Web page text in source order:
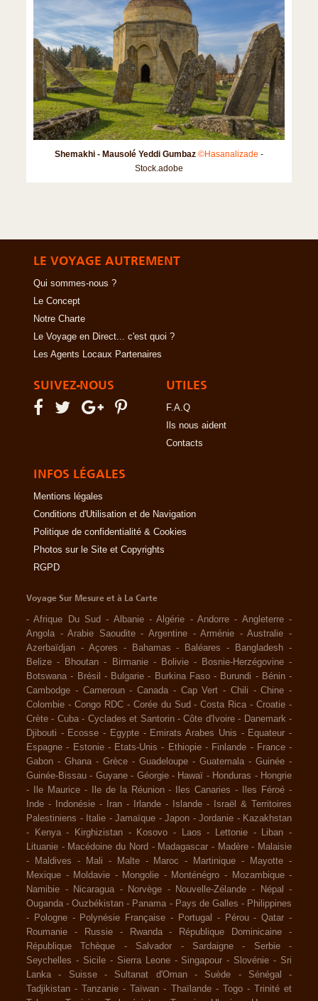
Shemakhi - Mausolé Yeddi Gumbaz ©Hasanalizade -
Stock.adobe
LE VOYAGE AUTREMENT
Qui sommes-nous ?
Le Concept
Notre Charte
Le Voyage en Direct... c'est quoi ?
Les Agents Locaux Partenaires
SUIVEZ-NOUS UTILES
F.A.Q
Ils nous aident
Contacts
INFOS LÉGALES
Mentions légales
Conditions d'Utilisation et de Navigation
Politique de confidentialité & Cookies
Photos sur le Site et Copyrights
RGPD
Voyage Sur Mesure et à La Carte
-Afrique Du Sud - Albanie -Algérie -Andorre - Angleterre -
Angola -Arabie Saoudite -Argentine -Arménie -Australie -
Azerbaïdjan - Açores - Bahamas - Baléares - Bangladesh -
Belize - Bhoutan - Birmanie - Bolivie - Bosnie-Herzégovine -
Botswana - Brésil - Bulgarie - Burkina Faso - Burundi - Bénin -
Cambodge - Cameroun - Canada - Cap Vert - Chili -Chine -
Colombie - Congo RDC - Corée du Sud -Costa Rica -Croatie -
Crète - Cuba - Cyclades et Santorin -Côte d'Ivoire - Danemark -
Djibouti - Ecosse - Egypte - Emirats Arabes Unis - Equateur -
Espagne - Estonie - Etats-Unis - Ethiopie - Finlande - France -
Gabon - Ghana - Grèce - Guadeloupe - Guatemala - Guinée -
Guinée-Bissau - Guyane - Géorgie - Hawaï - Honduras - Hongrie
-
Ile Maurice - Ile de la Réunion - Iles Canaries - Iles Féroé -
Inde - Indonésie - Iran - Irlande - Islande -
Israël & Territoires
Palestiniens - Italie - Jamaïque - Japon - Jordanie - Kazakhstan
-
Kenya - Kirghizistan - Kosovo - Laos - Lettonie - Liban -
Lituanie - Macédoine du Nord - Madagascar - Madère - Malaisie
-
Maldives - Mali - Malte - Maroc - Martinique - Mayotte -
Mexique - Moldavie - Mongolie - Monténégro - Mozambique -
Namibie - Nicaragua - Norvège - Nouvelle-Zélande - Népal
-
Ouganda -Ouzbékistan - Panama - Pays de Galles - Philippines
-
Pologne - Polynésie Française - Portugal - Pérou -Qatar -
Roumanie
- Russie - Rwanda - République Dominicaine
-
République Tchèque
- Salvador - Sardaigne - Serbie
-
Seychelles - Sicile - Sierra Leone - Singapour - Slovénie - Sri
Lanka
- Suisse - Sultanat d'Oman - Suède - Sénégal
-
Tadjikistan -Tanzanie -Taïwan - Thaïlande - Togo - Trinité et